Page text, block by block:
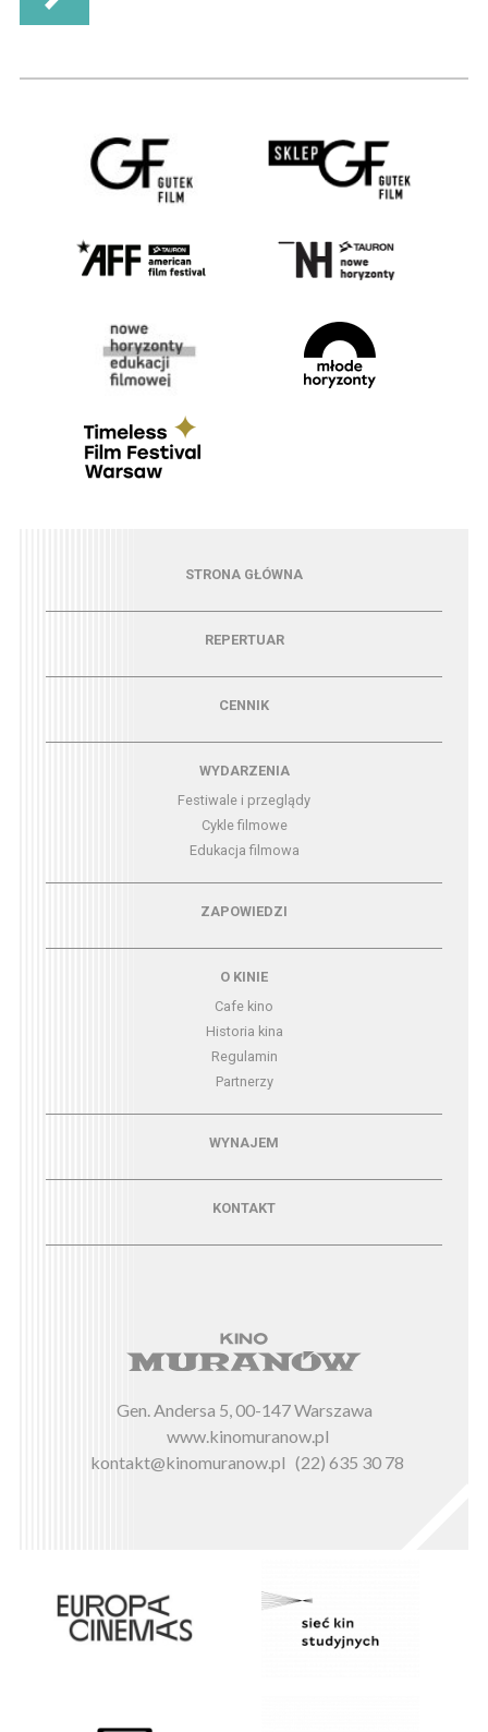
Menu - strona główna
STRONA GŁÓWNA
Menu - repertuarREPERTUAR
CENNIK
Menu - wydarzeniaWYDARZENIA
Festiwale i przeglądy
Cykle filmowe
Edukacja filmowa
Menu - zapowiedziZAPOWIEDZI
O KINIE
Cafe kino
Historia kina
Regulamin
Partnerzy
Menu - wynajemWYNAJEM
KONTAKT
Gen. Andersa 5, 00-147 Warszawa
www.kinomuranow.pl
kontakt@kinomuranow.pl (22) 635 30 78